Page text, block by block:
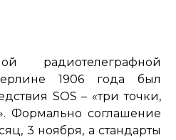
радиотелеграфной
1906 года был
SOS – «три точки,
Формально соглашение
3 ноября, а стандарты